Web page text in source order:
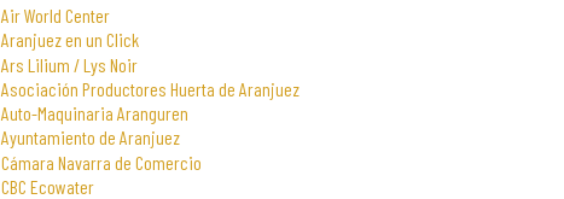
Air World Center
Aranjuez en un Click
Ars Lilium / Lys Noir
Asociación Productores Huerta de Aranjuez
Auto-Maquinaria Aranguren
Ayuntamiento de Aranjuez
Cámara Navarra de Comercio
CBC Ecowater